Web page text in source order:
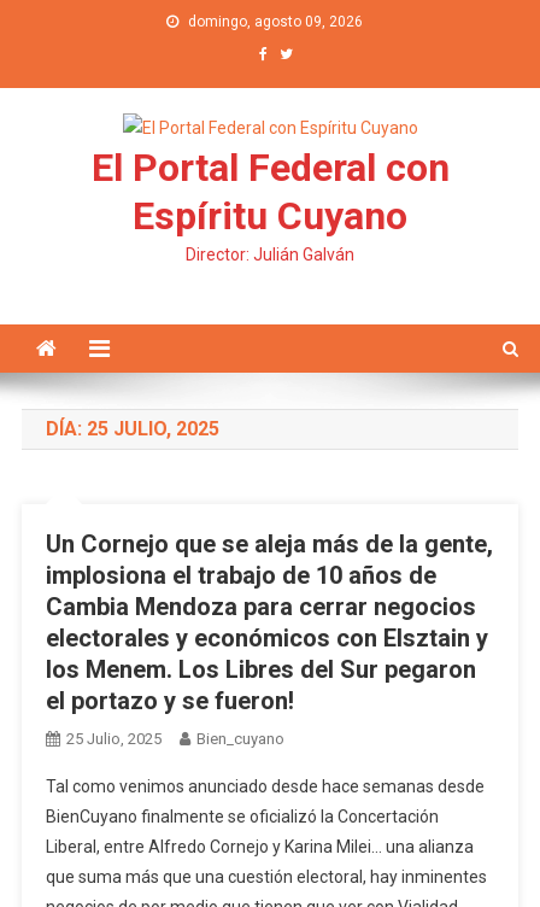
domingo, agosto 09, 2026
El Portal Federal con
Espíritu Cuyano
Director: Julián Galván
DÍA: 25 JULIO, 2025
Un Cornejo que se aleja más de la gente,
implosiona el trabajo de 10 años de
Cambia Mendoza para cerrar negocios
electorales y económicos con Elsztain y
los Menem. Los Libres del Sur pegaron
el portazo y se fueron!
25 Julio, 2025 Bien_cuyano
Tal como venimos anunciado desde hace semanas desde
BienCuyano finalmente se oficializó la Concertación
Liberal, entre Alfredo Cornejo y Karina Milei… una alianza
que suma más que una cuestión electoral, hay inminentes